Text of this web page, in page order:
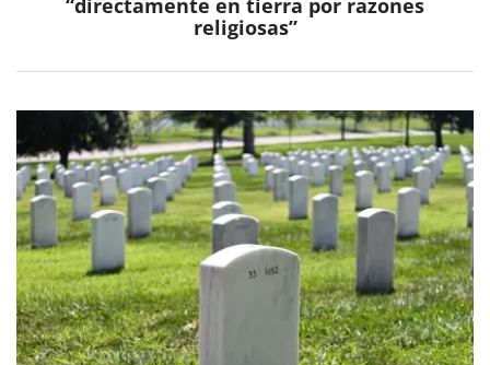
“directamente en tierra por razones
religiosas”